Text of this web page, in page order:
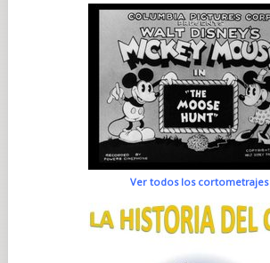
Ver todos los cortometrajes